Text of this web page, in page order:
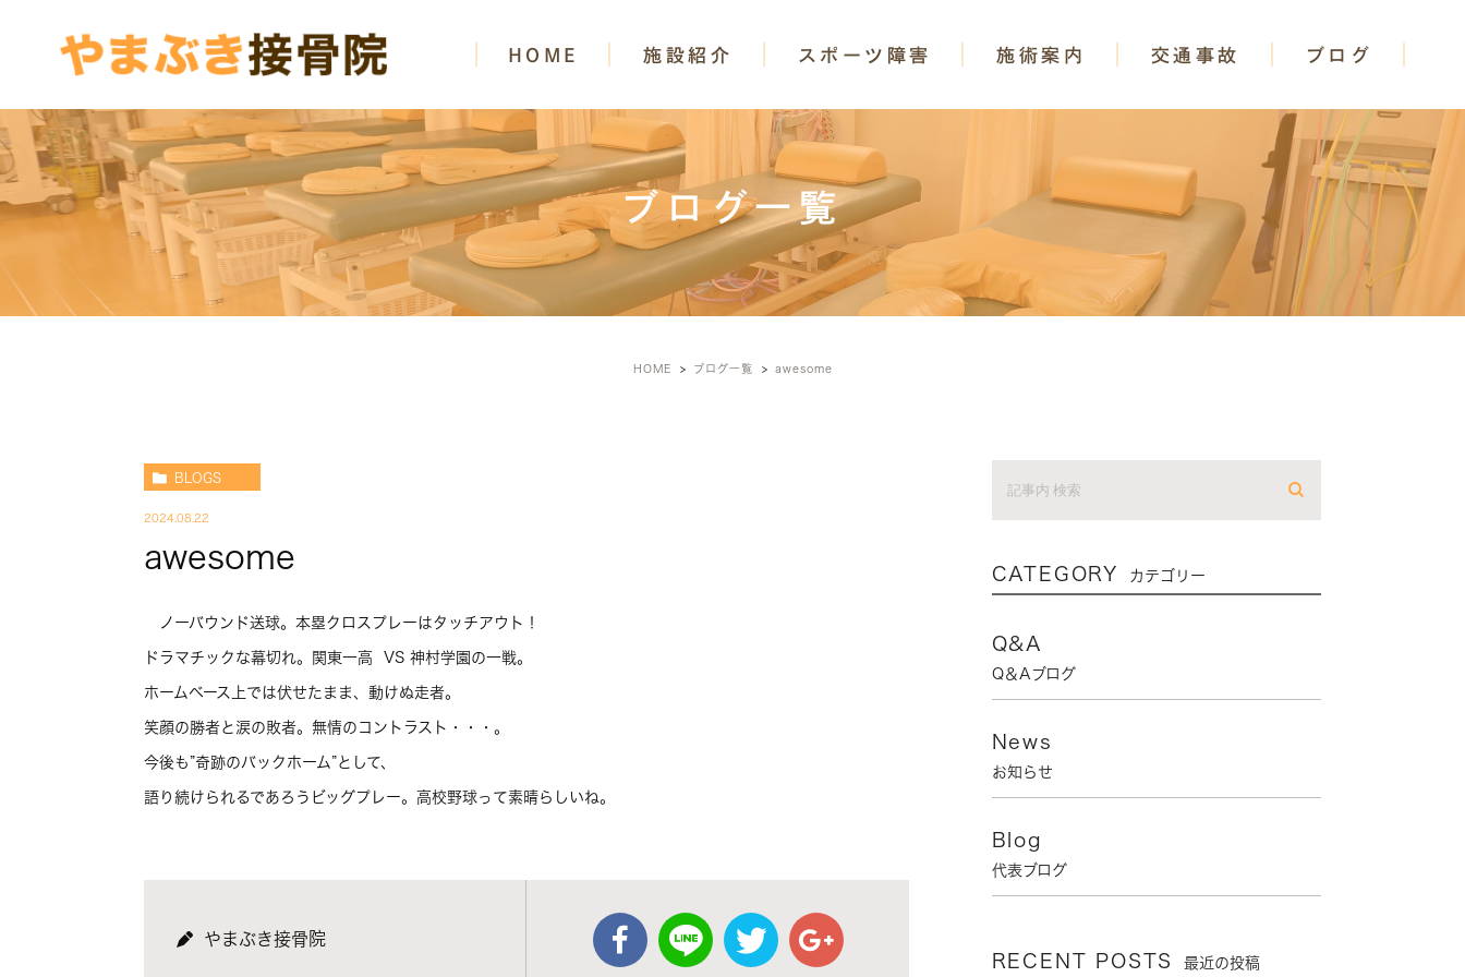
HOME 施設紹介 スポーツ障害 施術案内 交通事故 ブログ
ブログ一覧
HOME ブログ一覧 awesome
BLOGS
2024.08.22
awesome
ノーバウンド送球。本塁クロスプレーはタッチアウト！
ドラマチックな幕切れ。関東一高 VS 神村学園の一戦。
ホームベース上では伏せたまま、動けぬ走者。
笑顔の勝者と涙の敗者。無情のコントラスト・・・。
今後も”奇跡のバックホーム”として、
語り続けられるであろうビッグプレー。高校野球って素晴らしいね。
やまぶき接骨院
CATEGORY カテゴリー
Q&A
Q＆Aブログ
News
お知らせ
Blog
代表ブログ
RECENT POSTS 最近の投稿